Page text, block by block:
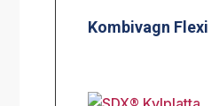
Kombivagn Flexi